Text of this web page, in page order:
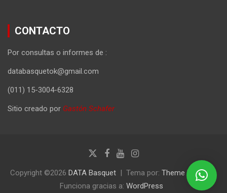
CONTACTO
Por consultas o informes de :
databasquetok@gmail.com
(011) 15-3004-6328
Sitio creado por Gastón Schafer
Copyright ©2026 DATA Basquet Tema por: Theme Horse
Funciona gracias a: WordPress